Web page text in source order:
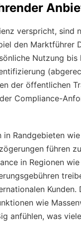
verspricht,
den Marktführer
Nutzung
der öffentlichen
Compliance-
in Randgebieten
führen
in Regionen
wie
anfühlen, was